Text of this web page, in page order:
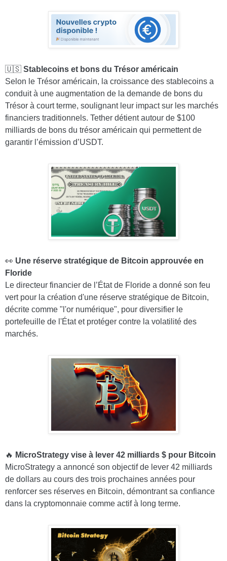
🇺🇸 Stablecoins et bons du Trésor américain
Selon le Trésor américain, la croissance des stablecoins a
conduit à une augmentation de la demande de bons du
Trésor à court terme, soulignant leur impact sur les marchés
financiers traditionnels. Tether détient autour de $100
milliards de bons du trésor américain qui permettent de
garantir l’émission d’USDT.
👀 Une réserve stratégique de Bitcoin approuvée en
Floride
Le directeur financier de l’État de Floride a donné son feu
vert pour la création d'une réserve stratégique de Bitcoin,
décrite comme "l'or numérique", pour diversifier le
portefeuille de l'État et protéger contre la volatilité des
marchés.
🔥 MicroStrategy vise à lever 42 milliards $ pour Bitcoin
MicroStrategy a annoncé son objectif de lever 42 milliards
de dollars au cours des trois prochaines années pour
renforcer ses réserves en Bitcoin, démontrant sa confiance
dans la cryptomonnaie comme actif à long terme.